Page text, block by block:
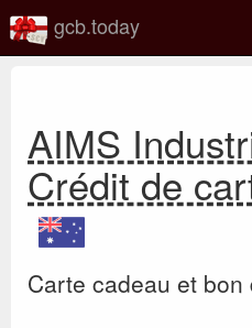
gcb.today
AIMS
Crédit de
Carte cadeau et bon